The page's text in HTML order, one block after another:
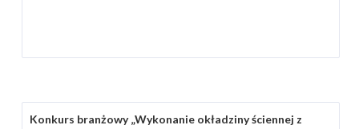
Konkurs branżowy „Wykonanie okładziny ściennej z